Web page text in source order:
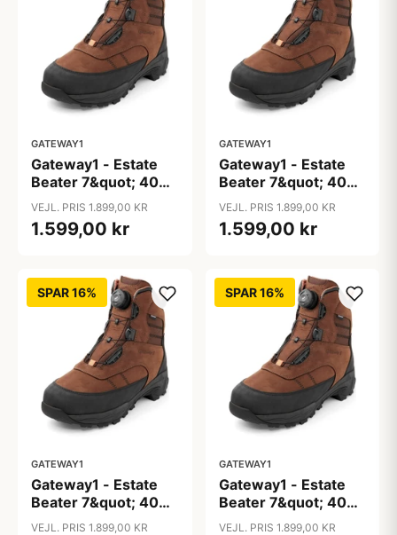
GATEWAY1
Gateway1 - Estate
Beater 7&quot; 400g
G1 Speed-Lacing
VEJL. PRIS 1.899,00 KR
1.599,00 kr
GATEWAY1
Gateway1 - Estate
Beater 7&quot; 400g
G1 Speed-Lacing
VEJL. PRIS 1.899,00 KR
1.599,00 kr
SPAR 16%
GATEWAY1
Gateway1 - Estate
Beater 7&quot; 400g
G1 Speed-Lacing
VEJL. PRIS 1.899,00 KR
SPAR 16%
GATEWAY1
Gateway1 - Estate
Beater 7&quot; 400g
G1 Speed-Lacing
VEJL. PRIS 1.899,00 KR